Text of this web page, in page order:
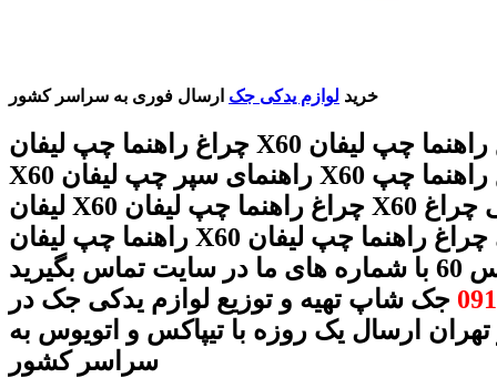
خرید لوازم یدکی جک ارسال فوری به سراسر کشور
چراغ راهنما چپ لیفان X60 خرید چراغ راهنما چپ لیفان
X60 راهنمای سپر چپ لیفان X60 قیمت چراغ راهنما چپ
لیفان X60 چراغ راهنما چپ لیفان X60 فابریکی چراغ
راهنما چپ لیفان X60 اصلی چراغ راهنما چپ لیفان
تماس بگیرید
جک شاپ تهیه و توزیع لوازم یدکی جک در
تهران ارسال یک روزه با تیپاکس و اتویوس به
سراسر کشور